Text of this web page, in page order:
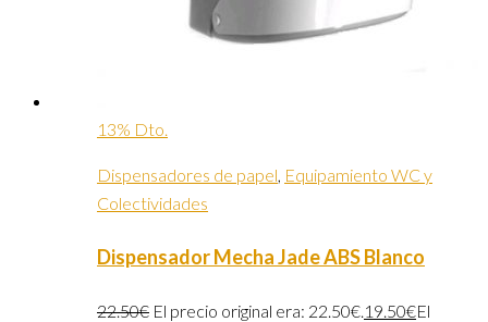
13% Dto.
Dispensadores de papel Equipamiento WC y
Colectividades
Dispensador Mecha Jade ABS Blanco
22.50€ El precio original era: 22.50€. 19.50€El